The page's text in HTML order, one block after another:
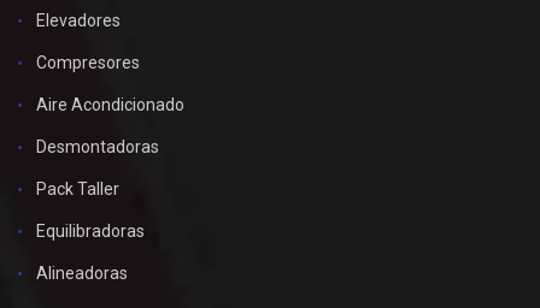
Elevadores
Compresores
Aire Acondicionado
Desmontadoras
Pack Taller
Equilibradoras
Alineadoras